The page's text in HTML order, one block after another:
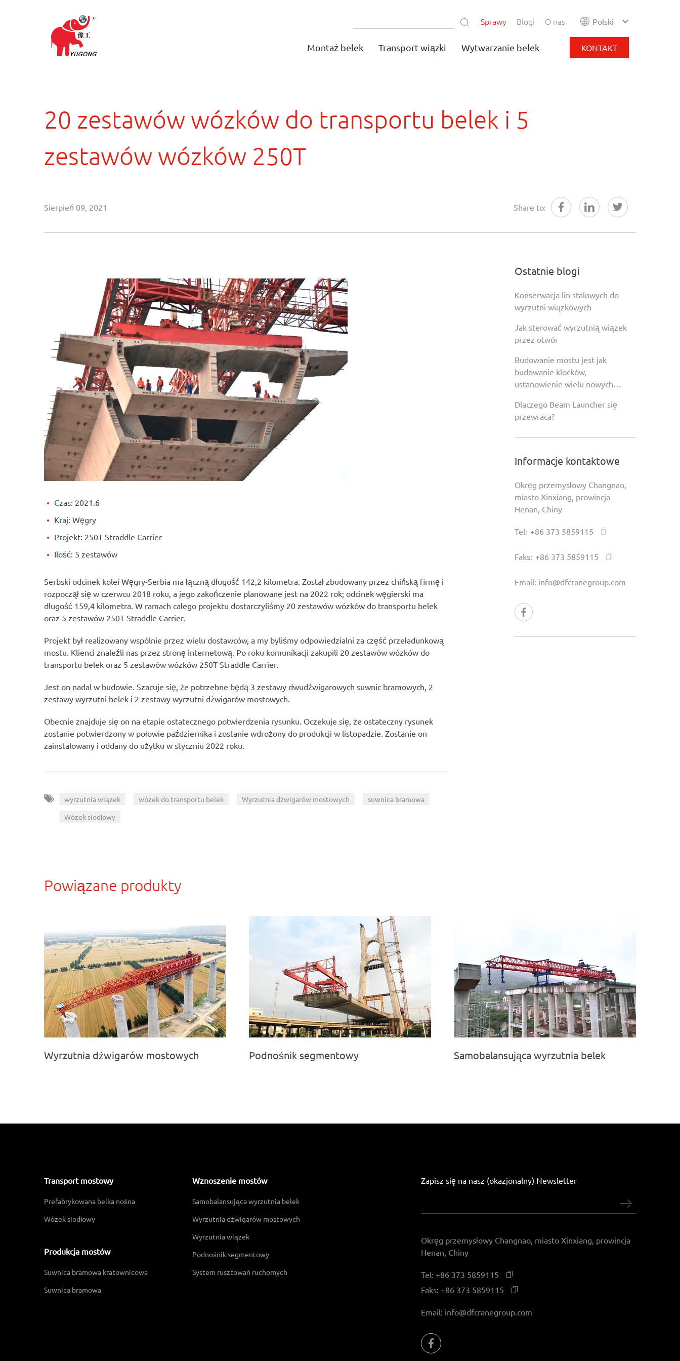
Polski
Sprawy Blogi O nas
Montaż belek Transport wiązki Wytwarzanie belek KONTAKT
20 zestawów wózków do transportu belek i 5
zestawów wózków 250T
Sierpień 09, 2021 Share to:
Czas: 2021.6
Kraj: Węgry
Projekt: 250T Straddle Carrier
Ilość: 5 zestawów
Serbski odcinek kolei Węgry-Serbia ma łączną długość 142,2 kilometra. Został zbudowany przez chińską firmę i
rozpoczął się w czerwcu 2018 roku, a jego zakończenie planowane jest na 2022 rok; odcinek węgierski ma
długość 159,4 kilometra. W ramach całego projektu dostarczyliśmy 20 zestawów wózków do transportu belek
oraz 5 zestawów 250T Straddle Carrier.
Projekt był realizowany wspólnie przez wielu dostawców, a my byliśmy odpowiedzialni za część przeładunkową
mostu. Klienci znaleźli nas przez stronę internetową. Po roku komunikacji zakupili 20 zestawów wózków do
transportu belek oraz 5 zestawów wózków 250T Straddle Carrier.
Jest on nadal w budowie. Szacuje się, że potrzebne będą 3 zestawy dwudźwigarowych suwnic bramowych, 2
zestawy wyrzutni belek i 2 zestawy wyrzutni dźwigarów mostowych.
Obecnie znajduje się on na etapie ostatecznego potwierdzenia rysunku. Oczekuje się, że ostateczny rysunek
zostanie potwierdzony w połowie października i zostanie wdrożony do produkcji w listopadzie. Zostanie on
zainstalowany i oddany do użytku w styczniu 2022 roku.
wyrzutnia wiązek wózek do transportu belek Wyrzutnia dźwigarów mostowych suwnica bramowa
Wózek siodłowy
Ostatnie blogi
Konserwacja lin stalowych do
wyrzutni wiązkowych
Jak sterować wyrzutnią wiązek
przez otwór
Budowanie mostu jest jak
budowanie klocków,
ustanowienie wielu nowych
Dlaczego Beam Launcher się
przewraca?
Informacje kontaktowe
Okręg przemysłowy Changnao,
miasto Xinxiang, prowincja
Henan, Chiny
Tel: +86 373 5859115
Faks: +86 373 5859115
Email: info@dfcranegroup.com
Powiązane produkty
Wyrzutnia dźwigarów mostowych Podnośnik segmentowy Samobalansująca wyrzutnia belek
Transport mostowy
Prefabrykowana belka nośna
Wózek siodłowy
Produkcja mostów
Suwnica bramowa kratownicowa
Suwnica bramowa
Wznoszenie mostów
Samobalansująca wyrzutnia belek
Wyrzutnia dźwigarów mostowych
Wyrzutnia wiązek
Podnośnik segmentowy
System rusztowań ruchomych
Zapisz się na nasz (okazjonalny) Newsletter
Okręg przemysłowy Changnao, miasto Xinxiang, prowincja
Henan, Chiny
Tel: +86 373 5859115
Faks: +86 373 5859115
Email: info@dfcranegroup.com